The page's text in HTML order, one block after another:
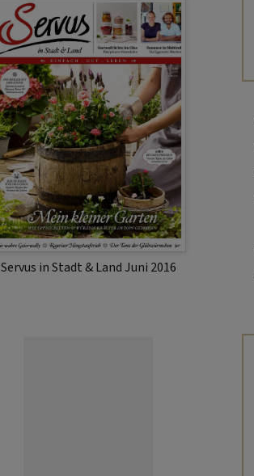
Servus in Stadt & Land Juni 2016